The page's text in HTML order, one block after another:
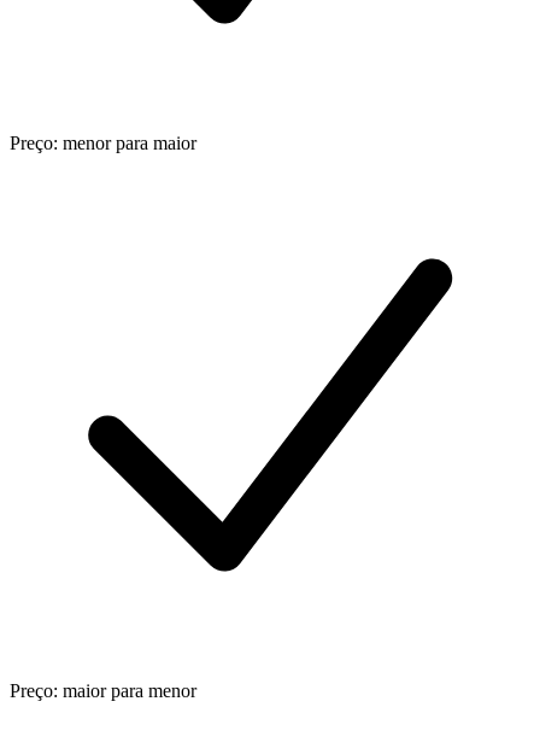
Preço: menor para maior
Preço: maior para menor